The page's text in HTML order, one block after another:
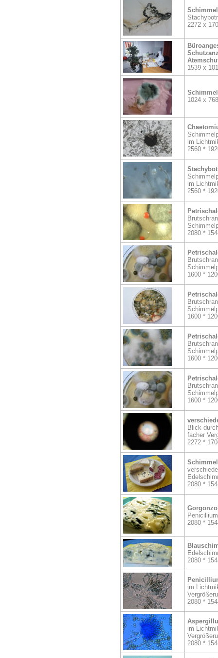
2272 x
1539 x
1024 x 768
im
2560 *
im
2560 *
2080 *
1600 *
1600 *
1600 *
1600 *
Blick
facher
2272 *
2080 *
2080 *
2080 *
im
2080 *
im
2080 *